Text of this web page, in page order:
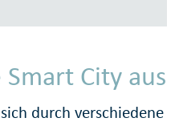
City aus
durch verschiedene